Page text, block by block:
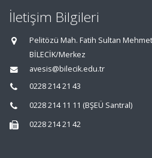
İletişim Bilgileri
Pelitözü Mah. Fatih Sultan
BİLECİK/Merkez
avesis@bilecik.edu.tr
0228 214 21 43
0228 214 11 11 (BŞEÜ Santral)
0228 214 21 42